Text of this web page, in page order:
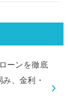
ーンを徹底
、金利・